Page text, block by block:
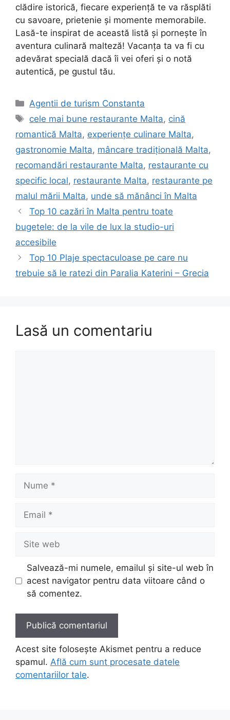
clădire istorică, fiecare experiență te va răsplăti
cu savoare, prietenie și momente memorabile.
Lasă-te inspirat de această listă și pornește în
aventura culinară malteză! Vacanța ta va fi cu
adevărat specială dacă îi vei oferi și o notă
autentică, pe gustul tău.
Categorii
Agentii de turism Constanta
Etichete
cele mai bune restaurante Malta, cină
romantică Malta, experiențe culinare Malta,
gastronomie Malta, mâncare tradițională Malta,
recomandări restaurante Malta, restaurante cu
specific local, restaurante Malta, restaurante pe
malul mării Malta, unde să mănânci în Malta
Top 10 cazări în Malta pentru toate
bugetele: de la vile de lux la studio-uri
accesibile
Top 10 Plaje spectaculoase pe care nu
trebuie să le ratezi din Paralia Katerini – Grecia
Lasă un comentariu
Nume
Email
Site
web
Salvează-mi numele, emailul și site-ul web în
acest navigator pentru data viitoare când o
să comentez.
Acest site folosește Akismet pentru a reduce
spamul. Află cum sunt procesate datele
comentariilor tale.